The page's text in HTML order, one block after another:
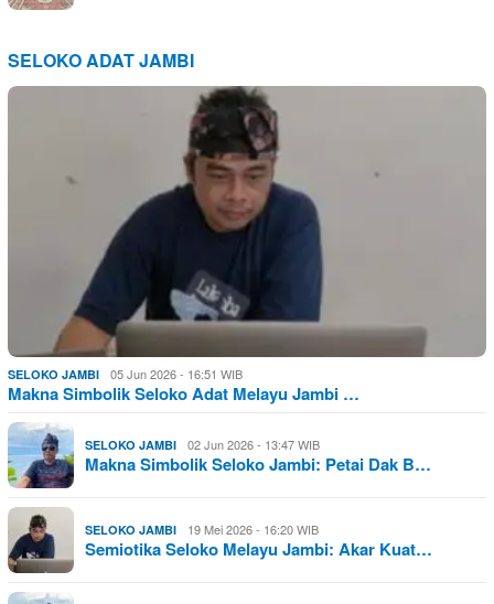
SELOKO ADAT JAMBI
SELOKO JAMBI 05 Jun 2026 - 16:51 WIB
Makna Simbolik Seloko Adat Melayu Jambi …
SELOKO JAMBI 02 Jun 2026 - 13:47 WIB
Makna Simbolik Seloko Jambi: Petai Dak B…
SELOKO JAMBI 19 Mei 2026 - 16:20 WIB
Semiotika Seloko Melayu Jambi: Akar Kuat…